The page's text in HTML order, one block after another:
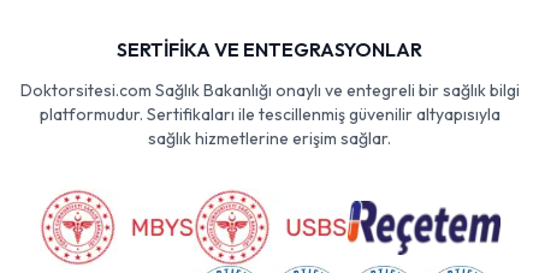
SERTİFİKA VE ENTEGRASYONLAR
Doktorsitesi.com Sağlık Bakanlığı onaylı ve entegreli bir sağlık bilgi
platformudur. Sertifikaları ile tescillenmiş güvenilir altyapısıyla
sağlık hizmetlerine erişim sağlar.